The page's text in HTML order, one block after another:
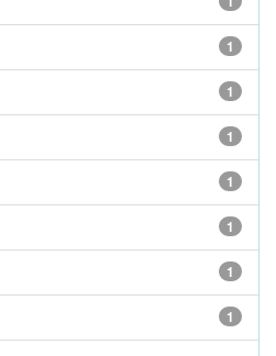
1
1
1
1
1
1
1